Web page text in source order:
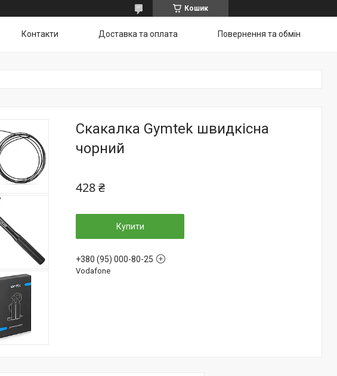
Кошик
Контакти Доставка та оплата Повернення та обмін
Скакалка Gymtek швидкісна
чорний
428 ₴
Купити
+380 (95) 000-80-25
Vodafone